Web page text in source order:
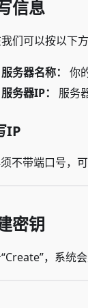
信息
们可以按以下方
服务器名称：
你
服务器IP：
服务
IP
不带端口号，
密钥
，系统